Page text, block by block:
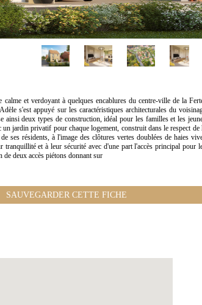
et verdoyant à quelques encablures du centre-ville de la
s'est appuyé sur les caractéristiques architecturales du
deux types de construction, idéal pour les familles et les
jardin privatif pour chaque logement, construit dans le respect de
ses résidents, à l'image des clôtures vertes doublées de haies
et à leur sécurité avec d'une part l'accès principal pour
de deux accès piétons donnant sur
SAUVEGARDER CETTE FICHE